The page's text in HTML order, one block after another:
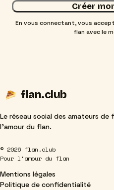
Créer
En vous connectant, vous
flan avec le
flan.club
Le réseau social des amateurs de
l'amour du flan.
© 2026 flan.club
Pour l'amour du flan
Mentions légales
Politique de confidentialité